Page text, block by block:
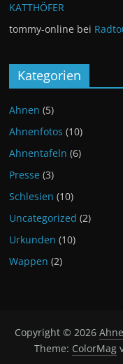
KATTHÖFER
tommy-online bei
Kategorien
Ahnen (5)
Ahnenfotos (10)
Ahnentafeln (6)
Presse (3)
Schlesien (10)
Uncategorized (2)
Urkunden (10)
Wappen (2)
Copyright © 2026
Theme: ColorMag